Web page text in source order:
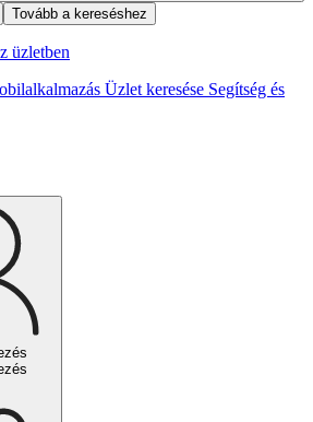
Tovább a kereséshez
üzletben
Üzlet keresése Segítség és